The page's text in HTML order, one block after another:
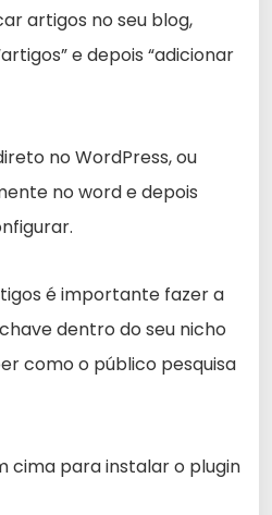
artigos no seu blog,
e depois “adicionar
no WordPress, ou
no word e depois
é importante fazer a
dentro do seu nicho
como o público pesquisa
cima para instalar o plugin